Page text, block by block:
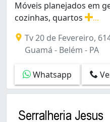
Móveis planejados em
cozinhas, quartos
Tv 20 de Fevereiro,
Guamá - Belém - PA
Whatsapp